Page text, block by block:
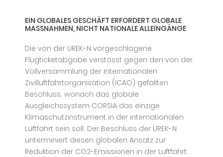
EIN GLOBALES GESCHÄFT ERFORDERT GLOBALE
MASSNAHMEN, NICHT NATIONALE ALLEINGÄNGE
Die von der UREK-N vorgeschlagene
Flugticketabgabe verstösst gegen den von der
Vollversammlung der Internationalen
Zivilluftfahrtorganisation (ICAO) gefällten
Beschluss, wonach das globale
Ausgleichssystem CORSIA das einzige
Klimaschutzinstrument in der internationalen
Luftfahrt sein soll. Der Beschluss der UREK-N
unterminiert diesen globalen Ansatz zur
Reduktion der CO2-Emissionen in der Luftfahrt.